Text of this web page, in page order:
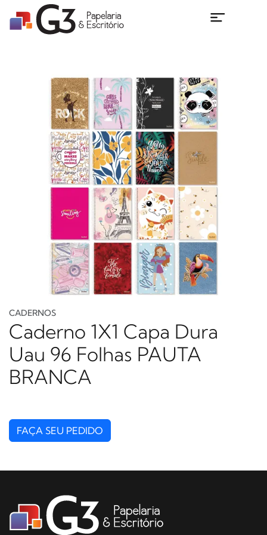
CADERNOS
Caderno 1X1 Capa Dura
Uau 96 Folhas PAUTA
BRANCA
FAÇA SEU PEDIDO